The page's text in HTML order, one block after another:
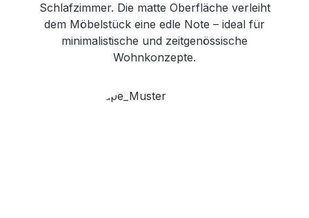
Schlafzimmer. Die matte Oberfläche verleiht
dem Möbelstück eine edle Note – ideal für
minimalistische und zeitgenössische
Wohnkonzepte.